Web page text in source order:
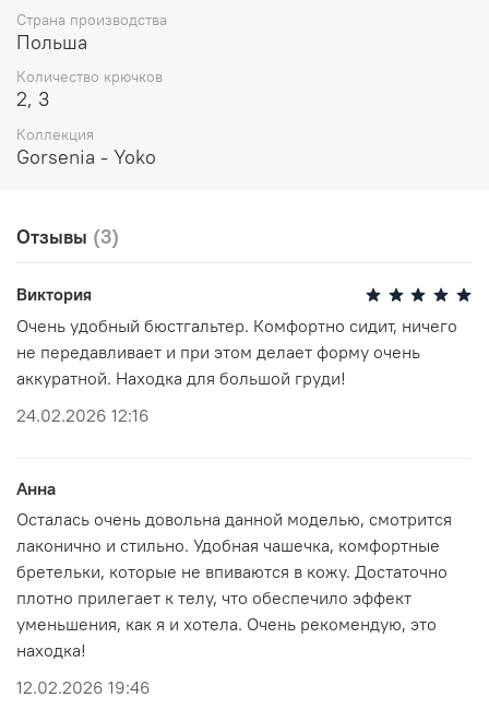
Состав:
90% полиамид
3% полиэстер
Уход за вещами:
не превышающей 30 градусов. Любое отбеливание
недопустимо и навредит ткани. Отжимайте белье
руками, не применяя силу. Глажка запрещена. Сушить
белье желательно в горизонтальном положении, не
используя барабанную сушку. Придерживаясь
рекомендаций, вы продлите жизнь белью и сохраните
Страна производства
Польша
Количество крючков
2, 3
Коллекция
Gorsenia - Yoko
Отзывы (3)
Виктория
Очень удобный бюстгальтер. Комфортно сидит, ничего
не передавливает и при этом делает форму очень
аккуратной. Находка для большой груди!
24.02.2026 12:16
Анна
Осталась очень довольна данной моделью, смотрится
лаконично и стильно. Удобная чашечка, комфортные
бретельки, которые не впиваются в кожу. Достаточно
плотно прилегает к телу, что обеспечило эффект
уменьшения, как я и хотела. Очень рекомендую, это
находка!
12.02.2026 19:46